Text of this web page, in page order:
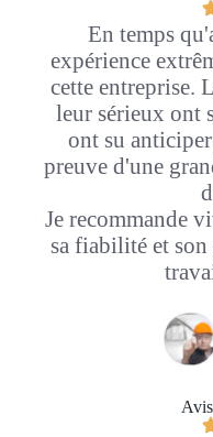
En temps
expérience
cette entreprise.
leur sérieux ont
ont su
preuve d'une
Je recommande
sa fiabilité et